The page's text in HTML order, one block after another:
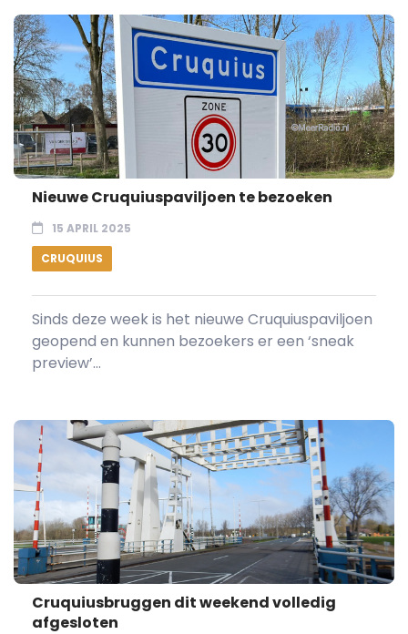
Nieuwe Cruquiuspaviljoen te bezoeken
15 APRIL 2025
CRUQUIUS
Sinds deze week is het nieuwe Cruquiuspaviljoen
geopend en kunnen bezoekers er een ‘sneak
preview’...
Cruquiusbruggen dit weekend volledig
afgesloten